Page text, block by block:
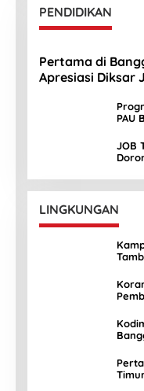
PENDIDIKAN
Pertama di
Apresiasi Diksar
PAU
JOB
LINGKUNGAN